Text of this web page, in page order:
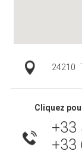
24210
Cliquez
+33
+33